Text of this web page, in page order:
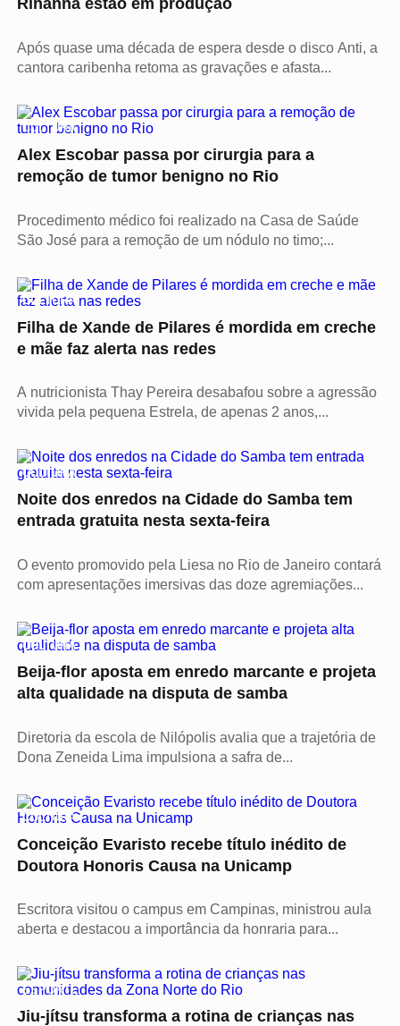
Rihanna estão em produção
Após quase uma década de espera desde o disco Anti, a
cantora caribenha retoma as gravações e afasta...
CULTURA
Alex Escobar passa por cirurgia para a
remoção de tumor benigno no Rio
Procedimento médico foi realizado na Casa de Saúde
São José para a remoção de um nódulo no timo;...
CULTURA
Filha de Xande de Pilares é mordida em creche
e mãe faz alerta nas redes
A nutricionista Thay Pereira desabafou sobre a agressão
vivida pela pequena Estrela, de apenas 2 anos,...
CULTURA
Noite dos enredos na Cidade do Samba tem
entrada gratuita nesta sexta-feira
O evento promovido pela Liesa no Rio de Janeiro contará
com apresentações imersivas das doze agremiações...
CULTURA
Beija-flor aposta em enredo marcante e projeta
alta qualidade na disputa de samba
Diretoria da escola de Nilópolis avalia que a trajetória de
Dona Zeneida Lima impulsiona a safra de...
CULTURA
Conceição Evaristo recebe título inédito de
Doutora Honoris Causa na Unicamp
Escritora visitou o campus em Campinas, ministrou aula
aberta e destacou a importância da honraria para...
ESPORTE
Jiu-jítsu transforma a rotina de crianças nas